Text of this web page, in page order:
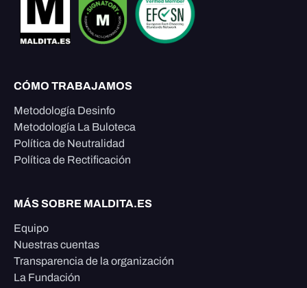
CÓMO TRABAJAMOS
Metodología Desinfo
Metodología La Buloteca
Política de Neutralidad
Política de Rectificación
MÁS SOBRE MALDITA.ES
Equipo
Nuestras cuentas
Transparencia de la organización
La Fundación